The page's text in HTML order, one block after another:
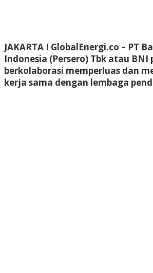
JAKARTA I GlobalEnergi.co – PT
Indonesia (Persero) Tbk atau
berkolaborasi memperluas dan
kerja sama dengan lembaga